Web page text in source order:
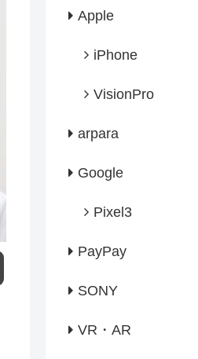
Apple
iPhone
VisionPro
arpara
Google
Pixel3
PayPay
SONY
VR・AR